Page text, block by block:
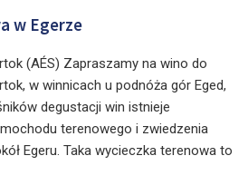
w Egerze
(AÉS) Zapraszamy na wino do
w winnicach u podnóża gór Eged,
degustacji win istnieje
terenowego i zwiedzenia
Egeru. Taka wycieczka terenowa to